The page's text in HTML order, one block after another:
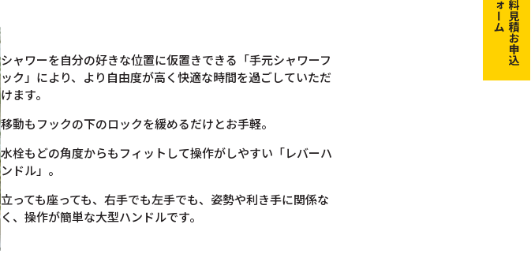
シャワーを自分の好きな位置に仮置きできる「手元シャワーフ
ック」により、より自由度が高く快適な時間を過ごしていただ
けます。
移動もフックの下のロックを緩めるだけとお手軽。
水栓もどの角度からもフィットして操作がしやすい「レバーハ
ンドル」。
立っても座っても、右手でも左手でも、姿勢や利き手に関係な
く、操作が簡単な大型ハンドルです。